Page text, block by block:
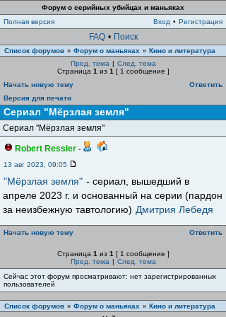
Форум о серийных убийцах и маньяках
Полная версия
Вход • Регистрация
FAQ • Поиск
Список форумов » Форум о маньяках » Кино и литература
Пред. тема | След. тема
Страница 1 из 1 [ 1 сообщение ]
Начать новую тему
Ответить
Версия для печати
Сериал "Мёрзлая земля"
Сериал "Мёрзлая земля"
Robert Ressler -
13 авг 2023, 09:05
"Мёрзлая земля" - сериал, вышедший в
апреле 2023 г. и основанный на серии (пардон
за неизбежную тавтологию) Дмитрия Лебедя
Начать новую тему Ответить
Страница 1 из 1 [ 1 сообщение ]
Пред. тема | След. тема
Сейчас этот форум просматривают: нет зарегистрированных
пользователей
Список форумов » Форум о маньяках » Кино и литература